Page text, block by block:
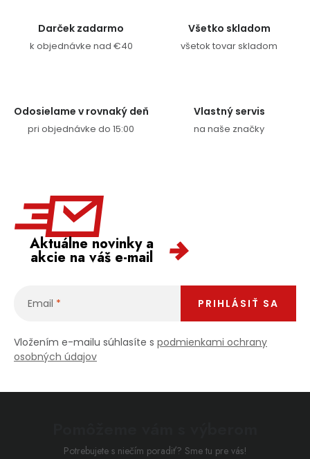
Darček zadarmo
k objednávke nad €40
Všetko skladom
všetok tovar skladom
Odosielame v rovnaký deň
pri objednávke do 15:00
Vlastný servis
na naše značky
Aktuálne novinky a
akcie na váš e-mail
Email
Vložením e-mailu súhlasíte s podmienkami ochrany
osobných údajov
PRIHLÁSIŤ SA
Potrebujete s niečím poradiť? Sme tu pre vás!